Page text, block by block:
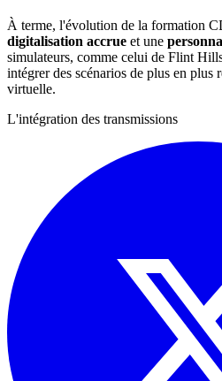
À terme, l'évolution de la formation
digitalisation accrue et une
simulateurs, comme celui de Flint
intégrer des scénarios de plus en plus
virtuelle.
L'intégration des transmissions